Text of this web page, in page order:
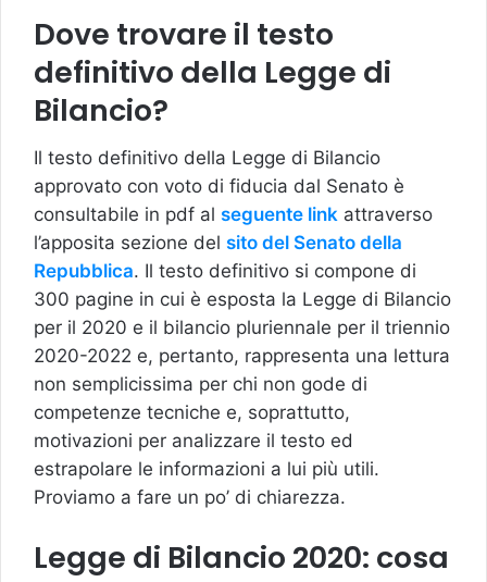
Dove trovare il testo
definitivo della Legge di
Bilancio?
Il testo definitivo della Legge di Bilancio
approvato con voto di fiducia dal Senato è
consultabile in pdf al seguente link attraverso
l’apposita sezione del sito del Senato della
Repubblica. Il testo definitivo si compone di
300 pagine in cui è esposta la Legge di Bilancio
per il 2020 e il bilancio pluriennale per il triennio
2020-2022 e, pertanto, rappresenta una lettura
non semplicissima per chi non gode di
competenze tecniche e, soprattutto,
motivazioni per analizzare il testo ed
estrapolare le informazioni a lui più utili.
Proviamo a fare un po’ di chiarezza.
Legge di Bilancio 2020: cosa